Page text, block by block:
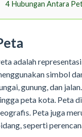
4 Hubungan Antara
adalah
simbol
gunung, dan
peta kota. Peta
Peta juga
seperti